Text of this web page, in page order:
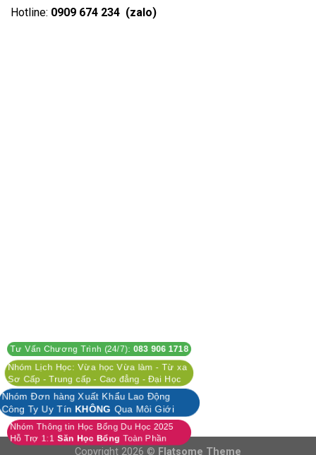
Hotline: 0909 674 234 (zalo)
Copyright 2026 © Flatsome Theme
Tư Vấn Chương Trình (24/7): 083 906 1718
Nhóm Lịch Học: Vừa học Vừa làm - Từ xa
Sơ Cấp - Trung cấp - Cao đẳng - Đại Học
Đơn hàng Xuất Khẩu Lao Động
Ty Uy Tín KHÔNG Qua Môi Giới
Nhóm Thông tin Học Bổng Du Học 2025
Hỗ Trợ 1:1 Săn Học Bổng Toàn Phần